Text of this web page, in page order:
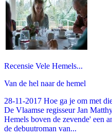
Recensie Vele Hemels...
Van de hel naar de hemel
28-11-2017 Hoe ga je om met
De Vlaamse regisseur Jan
Hemels boven de zevende' een
de debuutroman van...